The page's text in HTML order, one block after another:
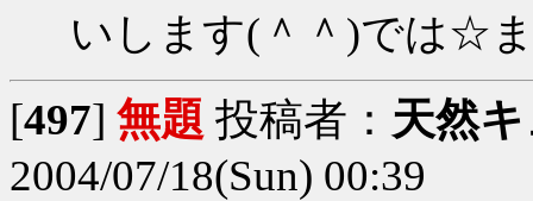
いします(＾＾)では☆
[497] 無題 投稿者： 天然
2004/07/18(Sun) 00:39